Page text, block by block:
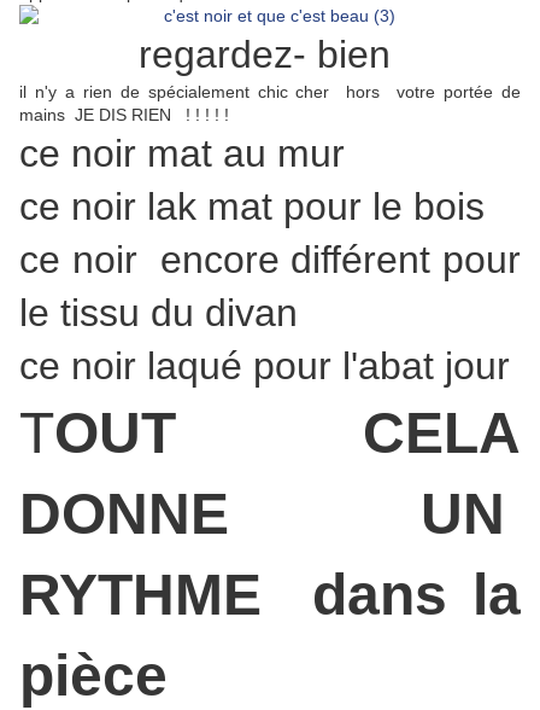
regardez- bien
il n'y a rien de spécialement chic cher hors votre portée de
mains JE DIS RIEN ! ! ! ! !
ce noir mat au mur
ce noir lak mat pour le bois
ce noir encore différent pour
le tissu du divan
ce noir laqué pour l'abat jour
TOUT CELA
DONNE UN
RYTHME dans la
pièce